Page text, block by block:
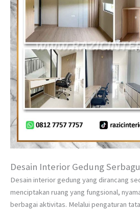
Desain Interior Gedung
Desain interior gedung yang dirancang
menciptakan ruang yang fungsional,
berbagai aktivitas. Melalui pengaturan